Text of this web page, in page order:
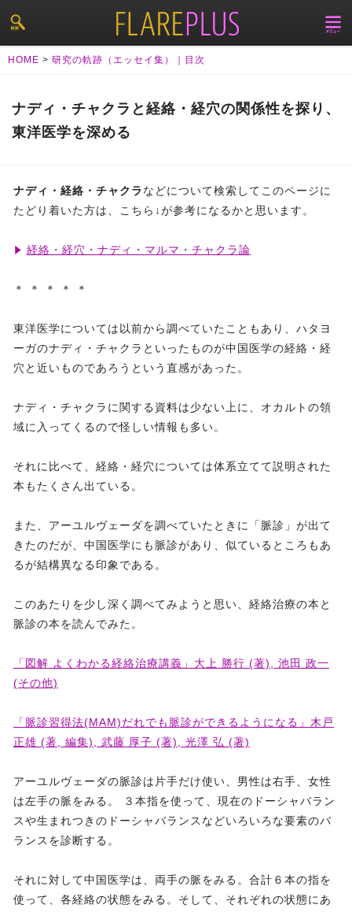
HOME > 研究の軌跡（エッセイ集）｜目次
ナディ・チャクラと経絡・経穴の関係性を探り、
東洋医学を深める
ナディ・経絡・チャクラ などについて検索してこのページに
たどり着いた方は、こちら↓が参考になるかと思います。
経絡・経穴・ナディ・マルマ・チャクラ論
＊ ＊ ＊ ＊ ＊
東洋医学については以前から調べていたこともあり、ハタヨ
ーガのナディ・チャクラといったものが中国医学の経絡・経
穴と近いものであろうという直感があった。
ナディ・チャクラに関する資料は少ない上に、オカルトの領
域に入ってくるので怪しい情報も多い。
それに比べて、経絡・経穴については体系立てて説明された
本もたくさん出ている。
また、アーユルヴェーダを調べていたときに「脈診」が出て
きたのだが、中国医学にも脈診があり、似ているところもあ
るが結構異なる印象である。
このあたりを少し深く調べてみようと思い、経絡治療の本と
脈診の本を読んでみた。
「図解 よくわかる経絡治療講義」大上 勝行 (著), 池田 政一
(その他)
「脈診習得法(MAM)だれでも脈診ができるようになる」木戸
正雄 (著, 編集), 武藤 厚子 (著), 光澤 弘 (著)
アーユルヴェーダの脈診は片手だけ使い、男性は右手、女性
は左手の脈をみる。 ３本指を使って、現在のドーシャバラン
スや生まれつきのドーシャバランスなどいろいろな要素のバ
ランスを診断する。
それに対して中国医学は、両手の脈をみる。合計６本の指を
使って、各経絡の状態をみる。そして、それぞれの状態にあ